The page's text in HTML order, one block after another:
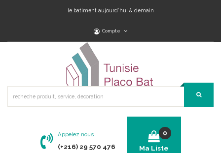
le batiment aujourd’hui & demain
Compte
Appelez nous
(+216) 29 570 476 Ma Liste
0